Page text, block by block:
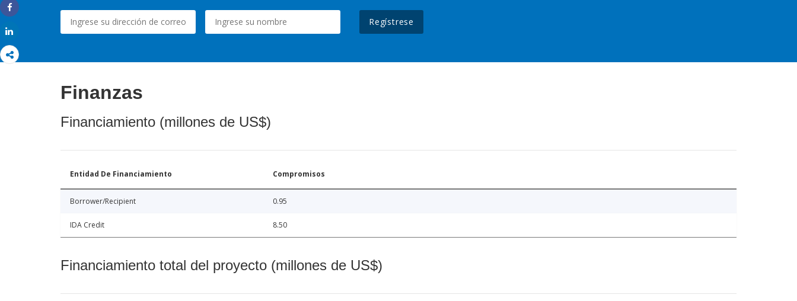
Share
Regístrese
Finanzas
Financiamiento (millones de US$)
Entidad De Financiamiento Compromisos
Borrower/Recipient 0.95
IDA Credit 8.50
Financiamiento total del proyecto (millones de US$)